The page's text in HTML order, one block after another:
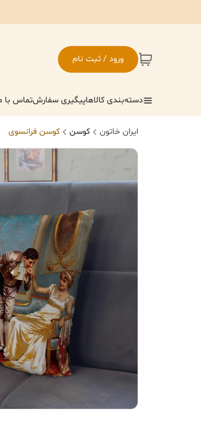
ورود / ثبت نام
دسته‌بندی کالاهاپیگیری سفارشتماس با
ایران خاتون کوسن کوسن فرانسوی